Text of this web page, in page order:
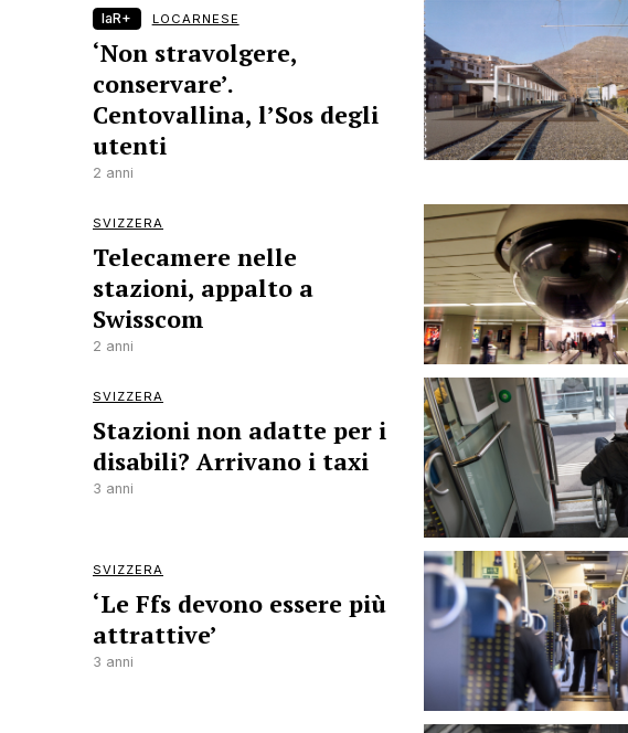
laR+ LOCARNESE
‘Non stravolgere,
conservare’.
Centovallina, l’Sos degli
utenti
2 anni
SVIZZERA
Telecamere nelle
stazioni, appalto a
Swisscom
2 anni
SVIZZERA
Stazioni non adatte per i
disabili? Arrivano i taxi
3 anni
SVIZZERA
‘Le Ffs devono essere più
attrattive’
3 anni